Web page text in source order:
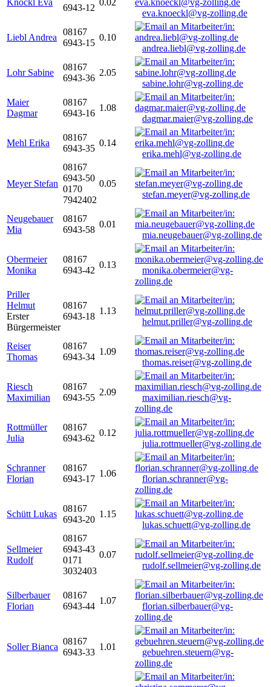
Knöckl Eva
6943-12
0.02
eva.knoeckl@vg-zolling.de
Liebl Andrea
08167
6943-15
0.10
andrea.liebl@vg-zolling.de
Lohr Sabine
08167
6943-36
2.05
sabine.lohr@vg-zolling.de
Maier
Dagmar
08167
6943-16
1.08
dagmar.maier@vg-zolling.de
Mehl Erika
08167
6943-35
0.14
erika.mehl@vg-zolling.de
Meyer Stefan
08167
6943-50
0170
7942402
0.05
stefan.meyer@vg-zolling.de
Neugebauer
Mia
08167
6943-58
0.01
mia.neugebauer@vg-zolling.de
Obermeier
Monika
08167
6943-42
0.13
monika.obermeier@vg-
zolling.de
Priller
Helmut
Erster
Bürgermeister
08167
6943-18
1.13
helmut.priller@vg-zolling.de
Reiser
Thomas
08167
6943-34
1.09
thomas.reiser@vg-zolling.de
Riesch
Maximilian
08167
6943-55
2.09
maximilian.riesch@vg-
zolling.de
Rottmüller
Julia
08167
6943-62
0.12
julia.rottmueller@vg-zolling.de
Schranner
Florian
08167
6943-17
1.06
florian.schranner@vg-
zolling.de
Schütt Lukas
08167
6943-20
1.15
lukas.schuett@vg-zolling.de
Sellmeier
Rudolf
08167
6943-43
0171
3032403
0.07
rudolf.sellmeier@vg-zolling.de
Silberbauer
Florian
08167
6943-44
1.07
florian.silberbauer@vg-
zolling.de
Soller Bianca
08167
6943-33
1.01
gebuehren.steuern@vg-
zolling.de